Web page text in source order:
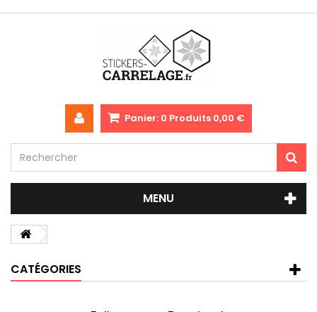
Panier: 0 Produits 0,00 €
MENU
CATÉGORIES